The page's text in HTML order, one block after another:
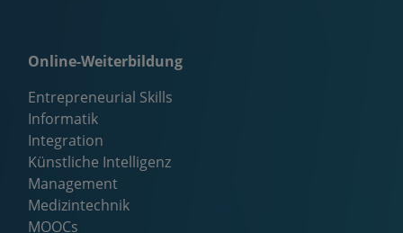
Online-Weiterbildung
Entrepreneurial Skills
Informatik
Integration
Künstliche Intelligenz
Management
Medizintechnik
MOOCs